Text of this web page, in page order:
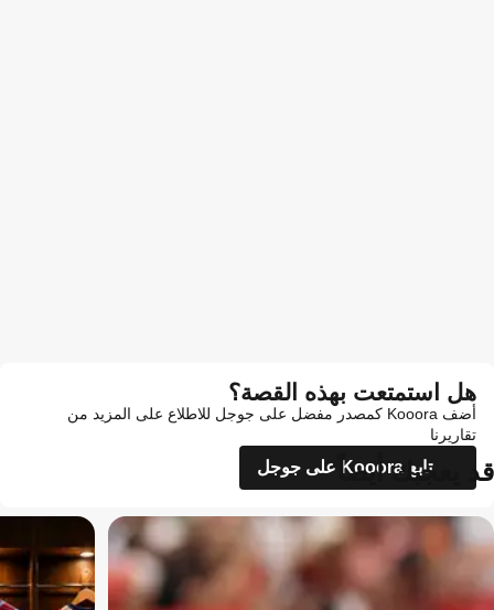
هل استمتعت بهذه القصة؟
أضف Kooora كمصدر مفضل على جوجل للاطلاع على المزيد من
تقاريرنا
تابع Kooora على جوجل
قد يعجبك أيضاً